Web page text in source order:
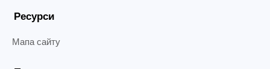
Ресурси
Мапа сайту